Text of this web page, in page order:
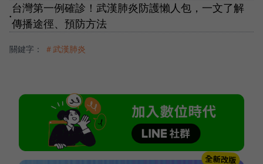
●
台灣第一例確診！武漢肺炎防護懶人包，一文了解
傳播途徑、預防方法
關鍵字： ＃武漢肺炎